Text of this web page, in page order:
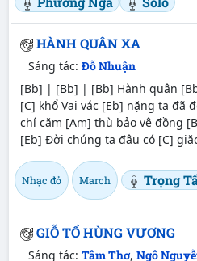
HÀNH QUÂN XA
Sáng tác: Đỗ Nhuận
[Bb] | [Bb] | [Bb] Hành quân
[C] khổ Vai vác [Eb] nặng ta đã
chí căm [Am] thù bảo vệ đồng
[Eb] Đời chúng ta đâu có [C]
Nhạc đỏ March Trọng
GIỖ TỔ HÙNG VƯƠNG
Sáng tác: Tâm Thơ, Ngô